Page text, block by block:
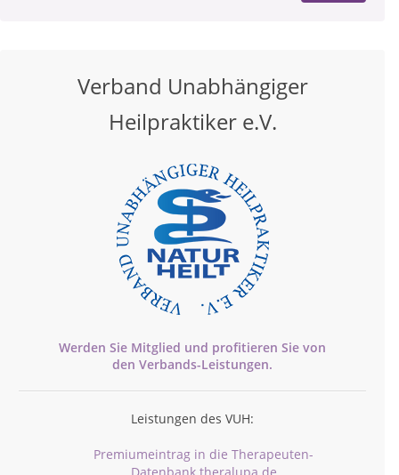
Verband Unabhängiger
Heilpraktiker e.V.
Werden Sie Mitglied und profitieren Sie von
den Verbands-Leistungen.
Leistungen des VUH:
Premiumeintrag in die Therapeuten-